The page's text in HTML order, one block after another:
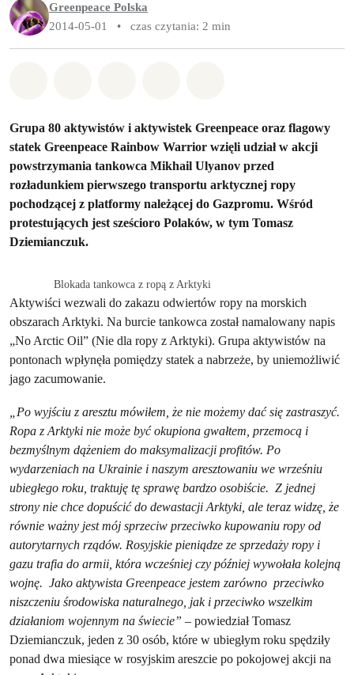
Greenpeace Polska
2014-05-01
• czas czytania: 2 min
Grupa 80 aktywistów i aktywistek Greenpeace oraz flagowy
statek Greenpeace Rainbow Warrior wzięli udział w akcji
powstrzymania tankowca Mikhail Ulyanov przed
rozładunkiem pierwszego transportu arktycznej ropy
pochodzącej z platformy należącej do Gazpromu. Wśród
protestujących jest sześcioro Polaków, w tym Tomasz
Dziemianczuk.
Blokada tankowca z ropą z Arktyki
Aktywiści wezwali do zakazu odwiertów ropy na morskich
obszarach Arktyki. Na burcie tankowca został namalowany napis
„No Arctic Oil” (Nie dla ropy z Arktyki). Grupa aktywistów na
pontonach wpłynęła pomiędzy statek a nabrzeże, by uniemożliwić
jago zacumowanie.
„Po wyjściu z aresztu mówiłem, że nie możemy dać się zastraszyć.
Ropa z Arktyki nie może być okupiona gwałtem, przemocą i
bezmyślnym dążeniem do maksymalizacji profitów. Po
wydarzeniach na Ukrainie i naszym aresztowaniu we wrześniu
ubiegłego roku, traktuję tę sprawę bardzo osobiście. Z jednej
strony nie chce dopuścić do dewastacji Arktyki, ale teraz widzę, że
równie ważny jest mój sprzeciw przeciwko kupowaniu ropy od
autorytarnych rządów. Rosyjskie pieniądze ze sprzedaży ropy i
gazu trafia do armii, która wcześniej czy później wywołała kolejną
wojnę. Jako aktywista Greenpeace jestem zarówno przeciwko
niszczeniu środowiska naturalnego, jak i przeciwko wszelkim
działaniom wojennym na świecie” – powiedział Tomasz
Dziemianczuk, jeden z 30 osób, które w ubiegłym roku spędziły
ponad dwa miesiące w rosyjskim areszcie po pokojowej akcji na